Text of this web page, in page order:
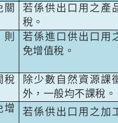
關
若係供出口用之產
稅。
若係進口供出口用
免增值稅。
稅
除少數自然資源課
外，一般均不課稅。
增
若係供出口用之加